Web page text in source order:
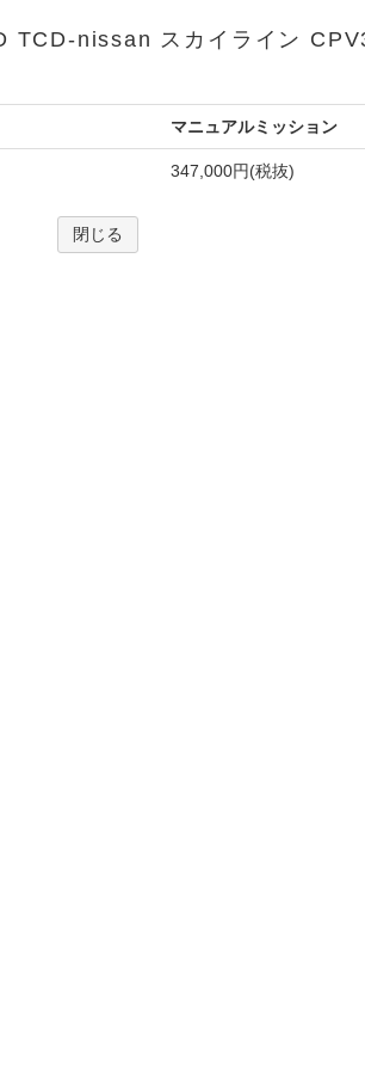
nissan スカイライン
マニュアルミッション
347,000円(税抜)
閉じる